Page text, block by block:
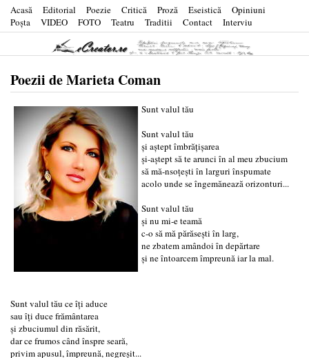
Acasă Editorial Poezie Critică Proză Eseistică
Opiniuni
Poşta
VIDEO FOTO Teatru Traditii Contact Interviu
Poezii de Marieta Coman
Sunt valul tău
Sunt valul tău
şi aştept îmbrăţişarea
şi-aştept să te arunci în al meu zbucium
să mă-nsoţeşti în larguri înspumate
acolo unde se îngemănează orizonturi...
Sunt valul tău
şi nu mi-e teamă
c-o să mă părăseşti în larg,
ne zbatem amândoi în depărtare
şi ne întoarcem împreună iar la mal.
Sunt valul tău ce îţi aduce
sau îţi duce frământarea
şi zbuciumul din răsărit,
dar ce frumos când înspre seară,
privim apusul, împreună, negreşit...